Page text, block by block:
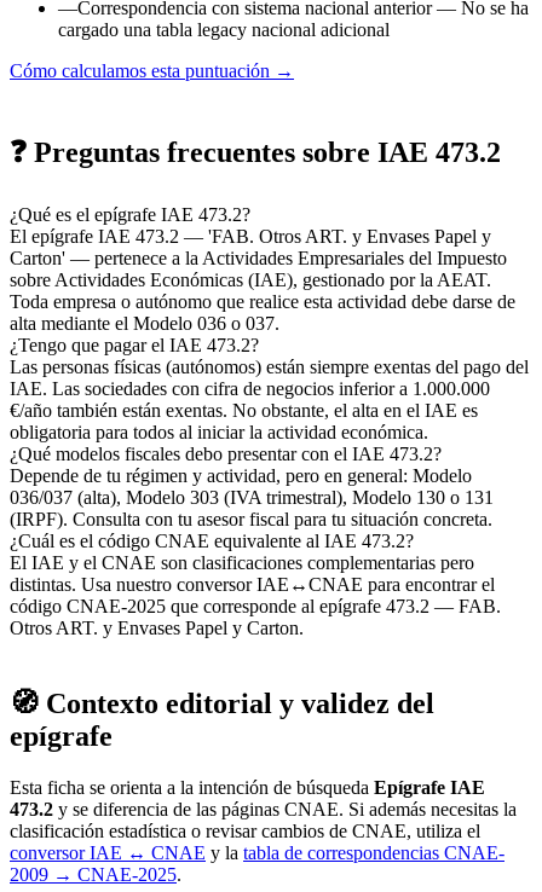
—Correspondencia con sistema nacional anterior— No se ha
cargado una tabla legacy nacional adicional
Cómo calculamos esta puntuación →
❓ Preguntas frecuentes sobre IAE 473.2
¿Qué es el epígrafe IAE 473.2?
El epígrafe IAE 473.2 — 'FAB. Otros ART. y Envases Papel y
Carton' — pertenece a la Actividades Empresariales del Impuesto
sobre Actividades Económicas (IAE), gestionado por la AEAT.
Toda empresa o autónomo que realice esta actividad debe darse de
alta mediante el Modelo 036 o 037.
¿Tengo que pagar el IAE 473.2?
Las personas físicas (autónomos) están siempre exentas del pago del
IAE. Las sociedades con cifra de negocios inferior a 1.000.000
€/año también están exentas. No obstante, el alta en el IAE es
obligatoria para todos al iniciar la actividad económica.
¿Qué modelos fiscales debo presentar con el IAE 473.2?
Depende de tu régimen y actividad, pero en general: Modelo
036/037 (alta), Modelo 303 (IVA trimestral), Modelo 130 o 131
(IRPF). Consulta con tu asesor fiscal para tu situación concreta.
¿Cuál es el código CNAE equivalente al IAE 473.2?
El IAE y el CNAE son clasificaciones complementarias pero
distintas. Usa nuestro conversor IAE↔CNAE para encontrar el
código CNAE-2025 que corresponde al epígrafe 473.2 — FAB.
Otros ART. y Envases Papel y Carton.
🧭 Contexto editorial y validez del
epígrafe
Esta ficha se orienta a la intención de búsqueda Epígrafe IAE
473.2 y se diferencia de las páginas CNAE. Si además necesitas la
clasificación estadística o revisar cambios de CNAE, utiliza el
conversor IAE ↔ CNAE y la tabla de correspondencias CNAE-
2009 → CNAE-2025.